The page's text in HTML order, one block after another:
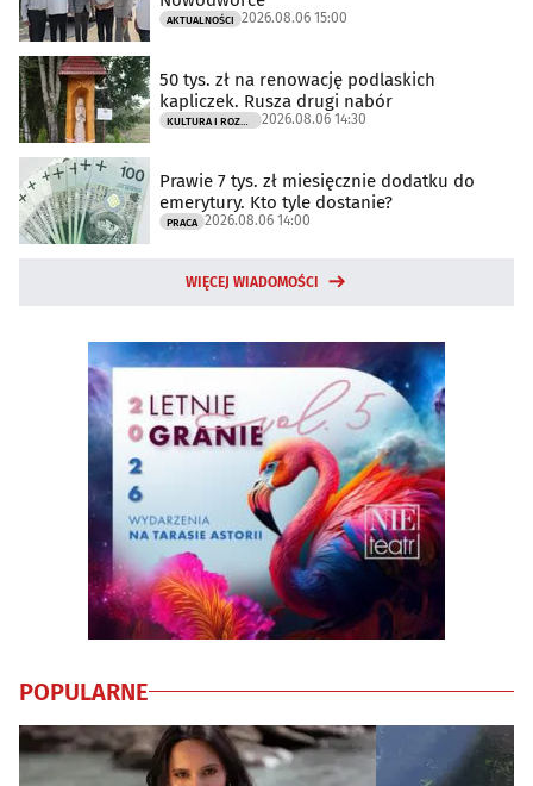
AKTUALNOŚCI 2026.08.06 15:00
50 tys. zł na renowację podlaskich
kapliczek. Rusza drugi nabór
KULTURA I ROZRYWKA 2026.08.06 14:30
Prawie 7 tys. zł miesięcznie dodatku do
emerytury. Kto tyle dostanie?
PRACA 2026.08.06 14:00
WIĘCEJ WIADOMOŚCI
POPULARNE